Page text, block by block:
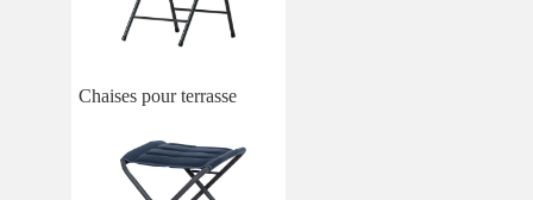
Chaises pour terrasse